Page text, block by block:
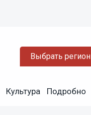
Выбрать регион
Культура Подробно